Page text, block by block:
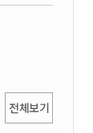
전체보기